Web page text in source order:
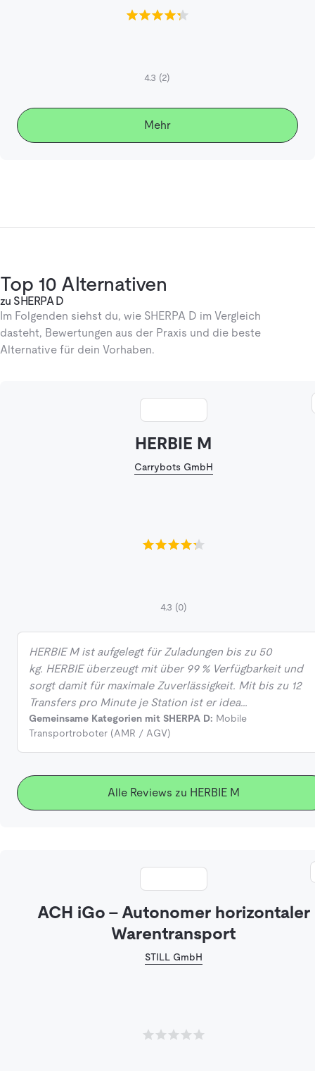
4.3 (2)
Mehr
Top 10 Alternativen
zu SHERPA D
Im Folgenden siehst du, wie SHERPA D im Vergleich
dasteht, Bewertungen aus der Praxis und die beste
Alternative für dein Vorhaben.
HERBIE M
Carrybots GmbH
4.3 (0)
HERBIE M ist aufgelegt für Zuladungen bis zu 50
kg. HERBIE überzeugt mit über 99 % Verfügbarkeit und
sorgt damit für maximale Zuverlässigkeit. Mit bis zu 12
Transfers pro Minute je Station ist er idea…
Gemeinsame Kategorien mit SHERPA D: Mobile
Transportroboter (AMR / AGV)
Alle Reviews zu HERBIE M
ACH iGo - Autonomer horizontaler
Warentransport
STILL GmbH